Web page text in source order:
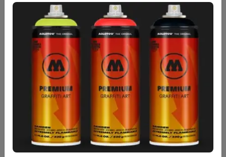
ASBB-10 10db
ABB50 50db
5 910